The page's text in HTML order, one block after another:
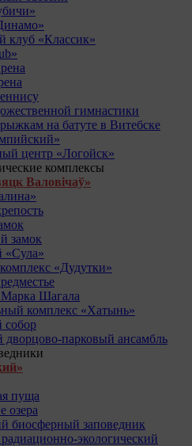
клуб «Классик»
гимнастики
на батуте в Витебске
центр «Логойск»
комплексы
Валовічаў»
замок
«Сула»
«Дудутки»
Шагала
комплекс «Хатынь»
собор
дворцово-парковый ансамбль
пуща
озера
биосферный заповедник
экологический